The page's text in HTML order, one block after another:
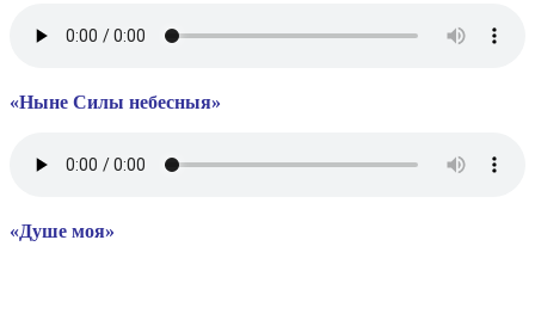
«Ныне Силы небесныя»
«Душе моя»